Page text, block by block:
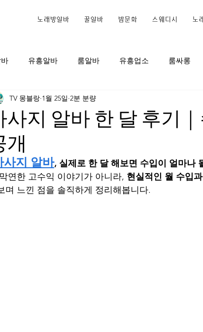
노래방알바 꿀알바 밤문화 스웨디시 노
유흥알바 룸알바 유흥업소 룸싸롱
노래주점 아르바이트
트
셔츠룸 강남가라오케 강남스웨디시 논현동
사지 알바 한 달 후기
개
TV 몽블랑 1월 25일 2분 분량
사지 알바, 실제로 한 달 해보면 수입이 얼마나
연한 고수익 이야기가 아니라, 현실적인 월 수입
며 느낀 점을 솔직하게 정리해봅니다.